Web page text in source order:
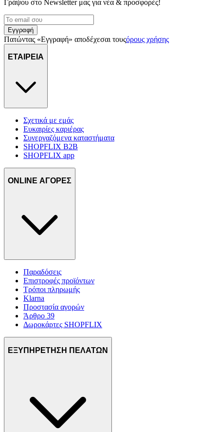
Γράψου στο Νewsletter μας για νέα & προσφορές!
Εγγραφή
Πατώντας «Εγγραφή» αποδέχεσαι τουςόρους χρήσης
ΕΤΑΙΡΕΙΑ
Σχετικά με εμάς
Ευκαιρίες καριέρας
Συνεργαζόμενα καταστήματα
SHOPFLIX B2B
SHOPFLIX app
ONLINE ΑΓΟΡΕΣ
Παραδόσεις
Επιστροφές προϊόντων
Τρόποι πληρωμής
Klarna
Προστασία αγορών
Άρθρο 39
Δωροκάρτες SHOPFLIX
ΕΞΥΠΗΡΕΤΗΣΗ ΠΕΛΑΤΩΝ